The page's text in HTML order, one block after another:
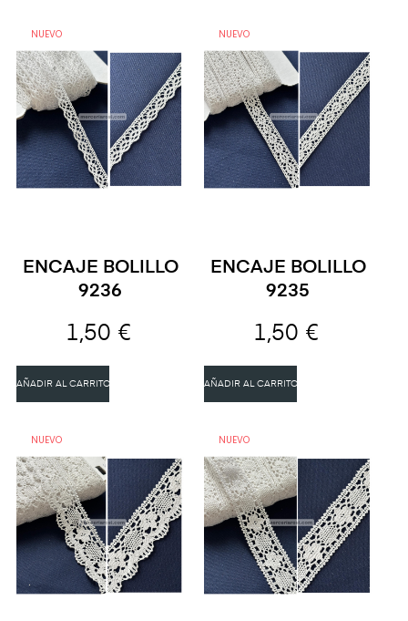
NUEVO
ENCAJE BOLILLO
9236
1,50 €
AÑADIR AL CARRITO
NUEVO
ENCAJE BOLILLO
9235
1,50 €
AÑADIR AL CARRITO
NUEVO NUEVO